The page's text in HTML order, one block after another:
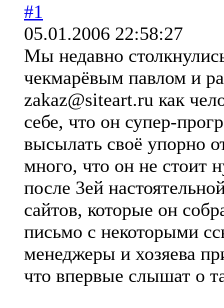
#1
05.01.2006 22:58:27
Мы недавно
чекмарёвым павлом и
zakaz@siteart.ru как
себе, что он супер-
высылать своё упорно
много, что он не стоит
после 3ей
сайтов, которые он
письмо с
менеджеры и хозяева
что впервые слышат о